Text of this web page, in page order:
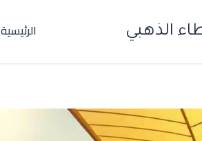
الذهبي الرئيسية